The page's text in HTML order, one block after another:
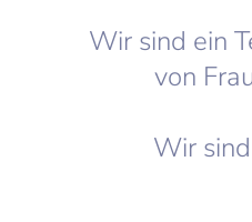
Wir sind ein
von
Wir